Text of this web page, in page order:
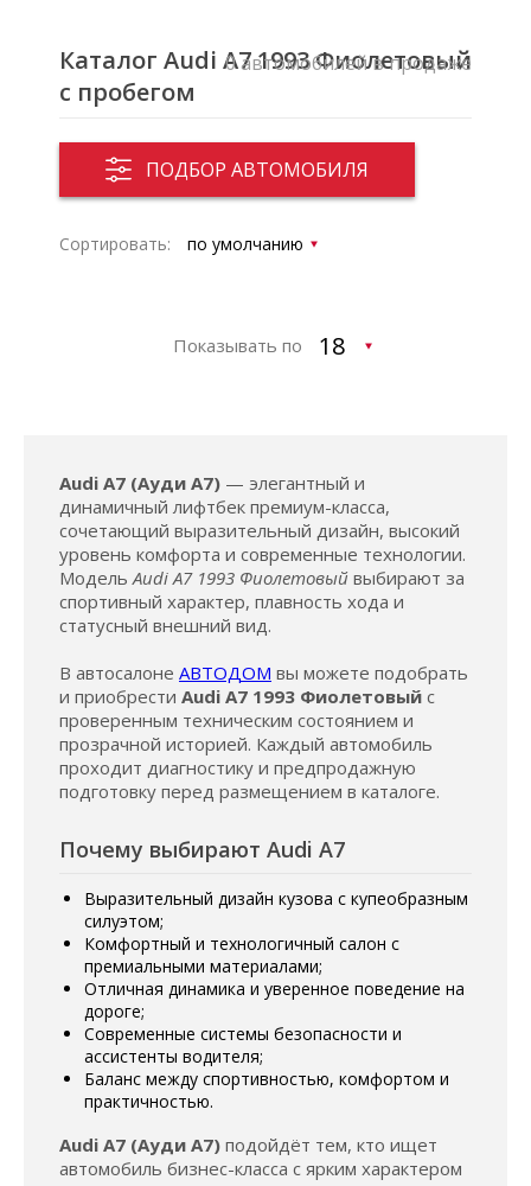
Каталог Audi A7 1993 Фиолетовый
с пробегом
ПОДБОР АВТОМОБИЛЯ
0 автомобилей в продаже
Сортировать:
Показывать по
Audi A7 (Ауди А7) — элегантный и
динамичный лифтбек премиум-класса,
сочетающий выразительный дизайн, высокий
уровень комфорта и современные технологии.
МодельAudi A7 1993 Фиолетовый выбирают за
спортивный характер, плавность хода и
статусный внешний вид.
В автосалоне АВТОДОМ вы можете подобрать
и приобрести Audi A7 1993 Фиолетовый с
проверенным техническим состоянием и
прозрачной историей. Каждый автомобиль
проходит диагностику и предпродажную
подготовку перед размещением в каталоге.
Почему выбирают Audi A7
Выразительный дизайн кузова с купеобразным
силуэтом;
Комфортный и технологичный салон с
премиальными материалами;
Отличная динамика и уверенное поведение на
дороге;
Современные системы безопасности и
ассистенты водителя;
Баланс между спортивностью, комфортом и
практичностью.
Audi A7 (Ауди А7) подойдёт тем, кто ищет
автомобиль бизнес-класса с ярким характером